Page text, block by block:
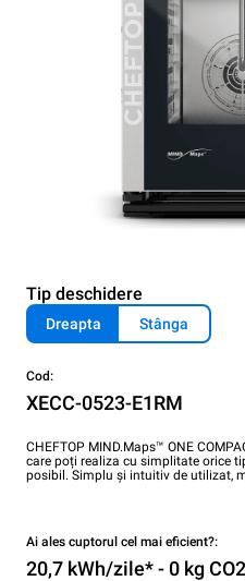
Tip deschidere
Dreapta Stânga
Cod:
XECC-0523-E1RM
CHEFTOP MIND.Maps™ ONE
care poți realiza cu simplitate orice
posibil. Simplu și intuitiv de utilizat,
Ai ales cuptorul cel mai eficient?:
20,7 kWh/zile* - 0 kg